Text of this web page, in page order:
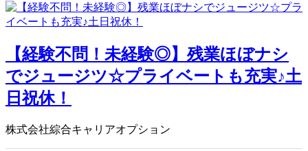
【経験不問！未経験◎】残業ほぼナシ
でジュージツ☆プライベートも充実♪土
日祝休！
株式会社綜合キャリアオプション